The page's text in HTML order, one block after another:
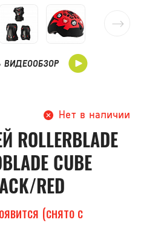
ВИДЕООБЗОР
Нет в наличии
CUBE
RED
(снято с